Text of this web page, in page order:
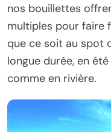
nos bouillettes
multiples pour faire
que ce soit au spot
longue durée, en
comme en rivière.